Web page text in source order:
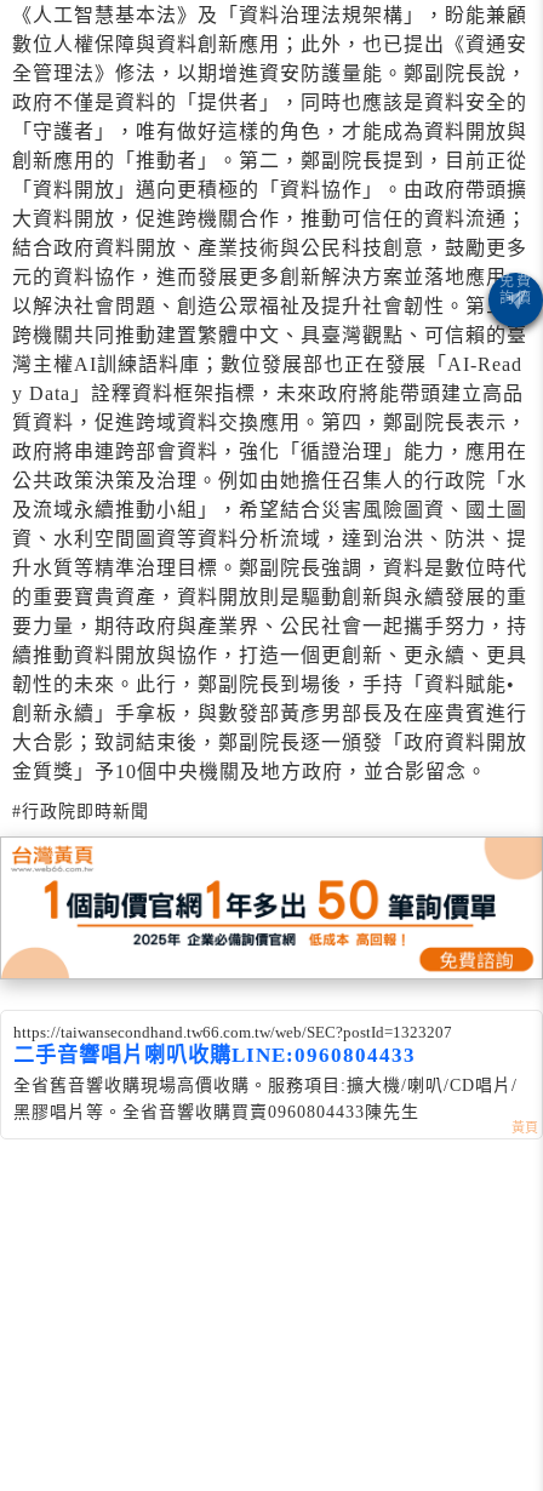
《人工智慧基本法》及「資料治理法規架構」，盼能兼顧
數位人權保障與資料創新應用；此外，也已提出《資通安
全管理法》修法，以期增進資安防護量能。鄭副院長說，
政府不僅是資料的「提供者」，同時也應該是資料安全的
「守護者」，唯有做好這樣的角色，才能成為資料開放與
創新應用的「推動者」。第二，鄭副院長提到，目前正從
「資料開放」邁向更積極的「資料協作」。由政府帶頭擴
大資料開放，促進跨機關合作，推動可信任的資料流通；
結合政府資料開放、產業技術與公民科技創意，鼓勵更多
元的資料協作，進而發展更多創新解決方案並落地應用，
以解決社會問題、創造公眾福祉及提升社會韌性。第三，
跨機關共同推動建置繁體中文、具臺灣觀點、可信賴的臺
灣主權AI訓練語料庫；數位發展部也正在發展「AI-Read
y Data」詮釋資料框架指標，未來政府將能帶頭建立高品
質資料，促進跨域資料交換應用。第四，鄭副院長表示，
政府將串連跨部會資料，強化「循證治理」能力，應用在
公共政策決策及治理。例如由她擔任召集人的行政院「水
及流域永續推動小組」，希望結合災害風險圖資、國土圖
資、水利空間圖資等資料分析流域，達到治洪、防洪、提
升水質等精準治理目標。鄭副院長強調，資料是數位時代
的重要寶貴資產，資料開放則是驅動創新與永續發展的重
要力量，期待政府與產業界、公民社會一起攜手努力，持
續推動資料開放與協作，打造一個更創新、更永續、更具
韌性的未來。此行，鄭副院長到場後，手持「資料賦能•
創新永續」手拿板，與數發部黃彥男部長及在座貴賓進行
大合影；致詞結束後，鄭副院長逐一頒發「政府資料開放
金質獎」予10個中央機關及地方政府，並合影留念。
#行政院即時新聞
https://taiwansecondhand.tw66.com.tw/web/SEC?postId=1323207
二手音響唱片喇叭收購LINE:0960804433
全省舊音響收購現場高價收購。服務項目:擴大機/喇叭/CD唱片/
黑膠唱片等。全省音響收購買賣0960804433陳先生